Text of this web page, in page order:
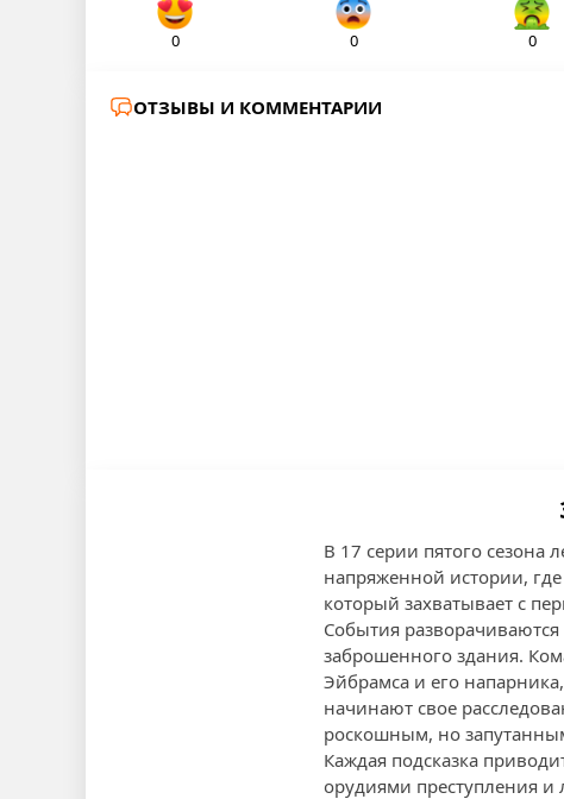
0 0 0
ОТЗЫВЫ И КОММЕНТАРИИ
В 17 серии пятого сезона
напряженной истории,
который захватывает с
События разворачиваются
заброшенного здания.
Эйбрамса и его
начинают свое
роскошным, но
Каждая подсказка
орудиями преступления